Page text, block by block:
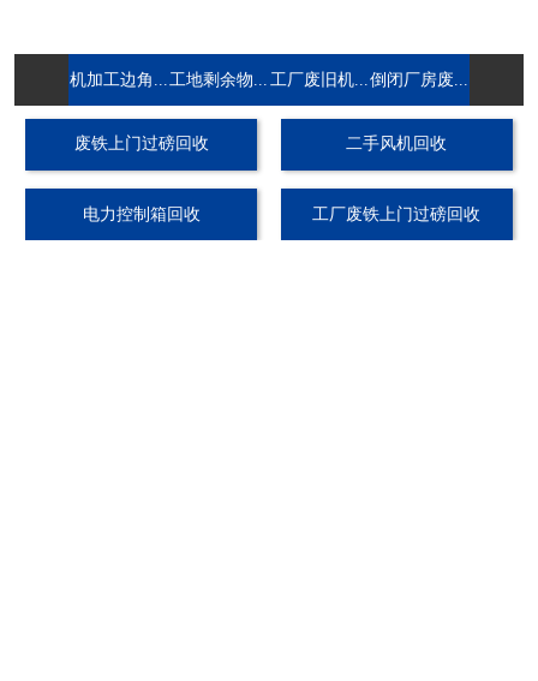
机加工边角... 工地剩余物... 工厂废旧机... 倒闭厂房废...
废铁上门过磅回收 二手风机回收
电力控制箱回收 工厂废铁上门过磅回收